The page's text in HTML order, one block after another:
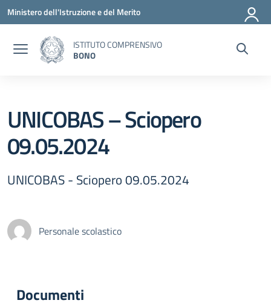
Vai ai contenuti
Vai al menu di navigazione
Vai al footer
Ministero dell'Istruzione e del Merito
ISTITUTO COMPRENSIVO
BONO
UNICOBAS – Sciopero
09.05.2024
UNICOBAS - Sciopero 09.05.2024
Personale scolastico
Documenti